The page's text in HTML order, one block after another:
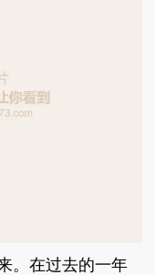
在过去的一年